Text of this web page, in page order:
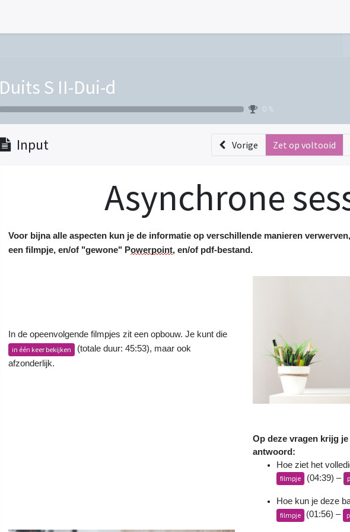
Duits S II-Dui-d
0 %
Input Vorige Zet op voltooid
Asynchrone
Voor bijna alle aspecten kun je de informatie op verschillende manieren
een filmpje, en/of "gewone" Powerpoint, en/of pdf-bestand.
In de opeenvolgende filmpjes zit een opbouw. Je kunt die
in één keer bekijken
(totale duur: 45:53), maar ook
afzonderlijk.
Op deze vragen krijg
antwoord:
Hoe ziet het
filmpje (04:39) –
Hoe kun je deze
filmpje (01:56) –